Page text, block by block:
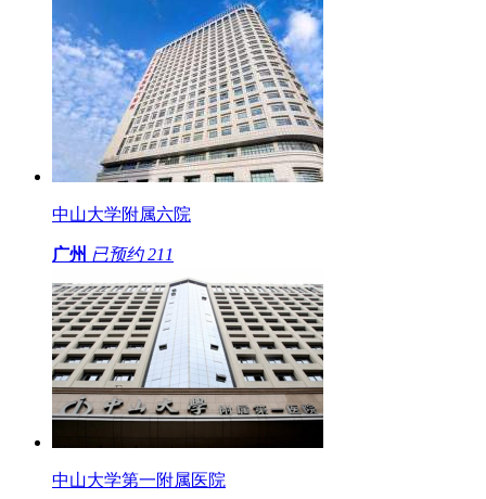
中山大学附属六院
广州 已预约 211
中山大学第一附属医院